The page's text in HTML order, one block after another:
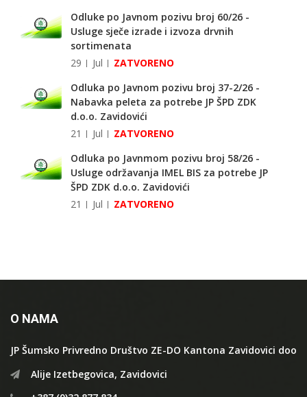
Odluke po Javnom pozivu broj 60/26 -
Usluge sječe izrade i izvoza drvnih
sortimenata
29
Jul
ZATVORENO
Odluka po Javnom pozivu broj 37-2/26 -
Nabavka peleta za potrebe JP ŠPD ZDK
d.o.o. Zavidovići
21
Jul
ZATVORENO
Odluka po Javnmom pozivu broj 58/26 -
Usluge održavanja IMEL BIS za potrebe JP
ŠPD ZDK d.o.o. Zavidovići
21
Jul ZATVORENO
O NAMA
JP Šumsko Privredno Društvo ZE-DO Kantona Zavidovici doo
Alije Izetbegovica, Zavidovici